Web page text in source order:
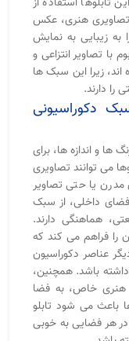
هنری، عکس
زیبایی به نمایش
با تصاویر انتزاعی و
زیرا این سبک‌ ها
را دارند.
دکوراسیونی
‌ها و اندازه‌ ها، برای
می‌ توانند تصاویری
یا حتی تصاویر
داخلی، از سبک
هماهنگی دارند.
را فراهم می ‌کند که
عناصر دکوراسیون
باشد. همچنین،
هنری خاص، به فضا
می‌ شود تابلو
هر فضایی به خوبی